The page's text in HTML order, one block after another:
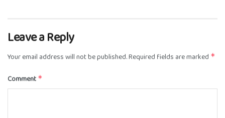
Leave a Reply
Your email address will not be published.Required fields are marked *
Comment *